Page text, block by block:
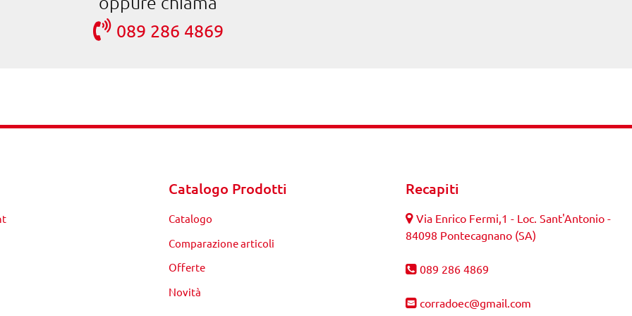
089 286 4869
Catalogo Prodotti
Catalogo
Comparazione articoli
Offerte
Novità
Recapiti
Via Enrico Fermi,1 - Loc. Sant'Antonio -
84098 Pontecagnano (SA)
089 286 4869
corradoec@gmail.com